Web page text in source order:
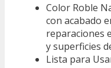
Color Roble
con acabado
reparaciones
y superficies
Lista para